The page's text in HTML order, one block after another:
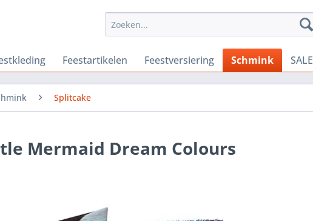
Feestartikelen Feestversiering Schmink SALE
Splitcake
Mermaid Dream Colours